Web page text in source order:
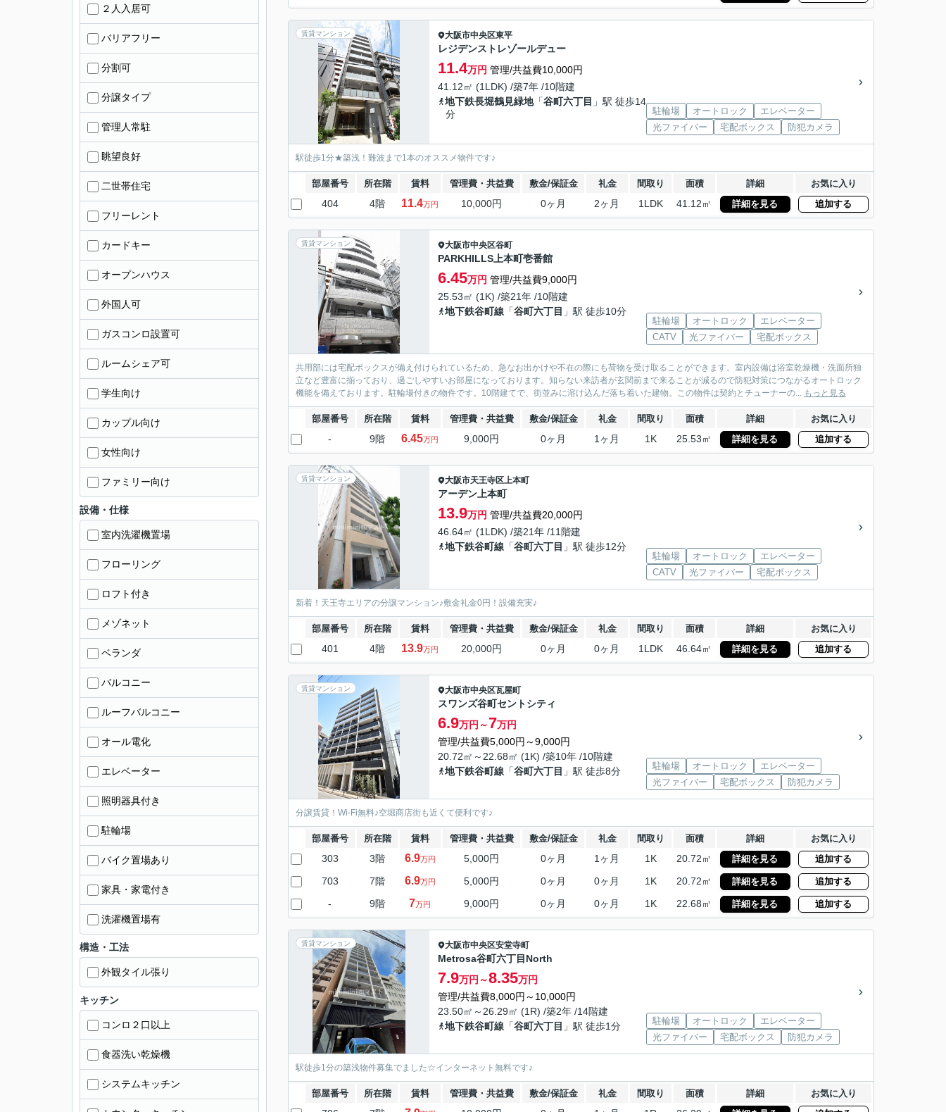
賃貸マンション 大阪市中央区東平
レジデンストレゾールデュー
11.4万円 管理/共益費10,000円
41.12㎡ (1LDK) /築7年 /10階建
地下鉄長堀鶴見緑地「谷町六丁目 」駅 徒歩14
分
駐輪場 オートロック
エレベーター
光ファイバー
宅配ボックス 防犯カメラ
駅徒歩1分★築浅！難波まで1本のオススメ物件です♪
部屋番号 所在階 賃料 管理費・共益費 敷金/保証金 礼金 間取り 面積 詳細 お気に入り
404 4階 11.4万円 10,000円 0ヶ月 2ヶ月 1LDK 41.12㎡ 詳細を見る 追加する
賃貸マンション 大阪市中央区谷町
PARKHILLS上本町壱番館
6.45万円 管理/共益費9,000円
25.53㎡ (1K) /築21年 /10階建
地下鉄谷町線 「谷町六丁目 」駅 徒歩10分
駐輪場 オートロック
エレベーター
CATV
光ファイバー 宅配ボックス
共用部には宅配ボックスが備え付けられているため、急なお出かけや不在の際にも荷物を受け取ることができます。室内設備は浴室乾燥機・洗面所独
立など豊富に揃っており、過ごしやすいお部屋になっております。知らない来訪者が玄関前まで来ることが減るので防犯対策につながるオートロック
機能を備えております。駐輪場付きの物件です。10階建てで、街並みに溶け込んだ落ち着いた建物。この物件は契約とチューナーの... もっと見る
部屋番号 所在階 賃料 管理費・共益費 敷金/保証金 礼金 間取り 面積 詳細 お気に入り
- 9階 6.45万円 9,000円 0ヶ月 1ヶ月 1K 25.53㎡ 詳細を見る 追加する
賃貸マンション 大阪市天王寺区上本町
アーデン上本町
13.9万円 管理/共益費20,000円
46.64㎡ (1LDK) /築21年 /11階建
地下鉄谷町線 「谷町六丁目 」駅 徒歩12分
駐輪場 オートロック
エレベーター
CATV
光ファイバー 宅配ボックス
新着！天王寺エリアの分譲マンション♪敷金礼金0円！設備充実♪
部屋番号 所在階 賃料 管理費・共益費 敷金/保証金 礼金 間取り 面積 詳細 お気に入り
401 4階 13.9万円 20,000円 0ヶ月 0ヶ月 1LDK 46.64㎡ 詳細を見る 追加する
賃貸マンション 大阪市中央区瓦屋町
スワンズ谷町セントシティ
6.9万円～7万円
管理/共益費5,000円～9,000円
20.72㎡～22.68㎡ (1K) /築10年 /10階建
地下鉄谷町線 「谷町六丁目 」駅 徒歩8分 駐輪場 オートロック
エレベーター
光ファイバー
宅配ボックス 防犯カメラ
分譲賃貸！Wi-Fi無料♪空堀商店街も近くて便利です♪
部屋番号 所在階 賃料 管理費・共益費 敷金/保証金 礼金 間取り 面積 詳細 お気に入り
303 3階 6.9万円 5,000円 0ヶ月 1ヶ月 1K 20.72㎡ 詳細を見る 追加する
703 7階 6.9万円 5,000円 0ヶ月 0ヶ月 1K 20.72㎡ 詳細を見る 追加する
- 9階 7万円 9,000円 0ヶ月 0ヶ月 1K 22.68㎡ 詳細を見る 追加する
賃貸マンション 大阪市中央区安堂寺町
Metrosa谷町六丁目North
7.9万円～8.35万円
管理/共益費8,000円～10,000円
23.50㎡～26.29㎡ (1R) /築2年 /14階建
地下鉄谷町線 「谷町六丁目 」駅 徒歩1分 駐輪場 オートロック
エレベーター
光ファイバー
宅配ボックス 防犯カメラ
駅徒歩1分の築浅物件募集でました☆インターネット無料です♪
部屋番号 所在階 賃料 管理費・共益費 敷金/保証金 礼金 間取り 面積 詳細 お気に入り
２人入居可
バリアフリー
分割可
分譲タイプ
管理人常駐
眺望良好
二世帯住宅
フリーレント
カードキー
オープンハウス
外国人可
ガスコンロ設置可
ルームシェア可
学生向け
カップル向け
女性向け
ファミリー向け
設備・仕様
室内洗濯機置場
フローリング
ロフト付き
メゾネット
ベランダ
バルコニー
ルーフバルコニー
オール電化
エレベーター
照明器具付き
駐輪場
バイク置場あり
家具・家電付き
洗濯機置場有
構造・工法
外観タイル張り
キッチン
コンロ２口以上
食器洗い乾燥機
システムキッチン